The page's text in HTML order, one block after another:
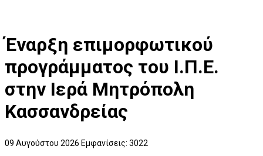
Έναρξη επιμορφωτικού
προγράμματος του Ι.Π.Ε.
στην Ιερά Μητρόπολη
Κασσανδρείας
09 Αυγούστου 2026 Εμφανίσεις: 3022